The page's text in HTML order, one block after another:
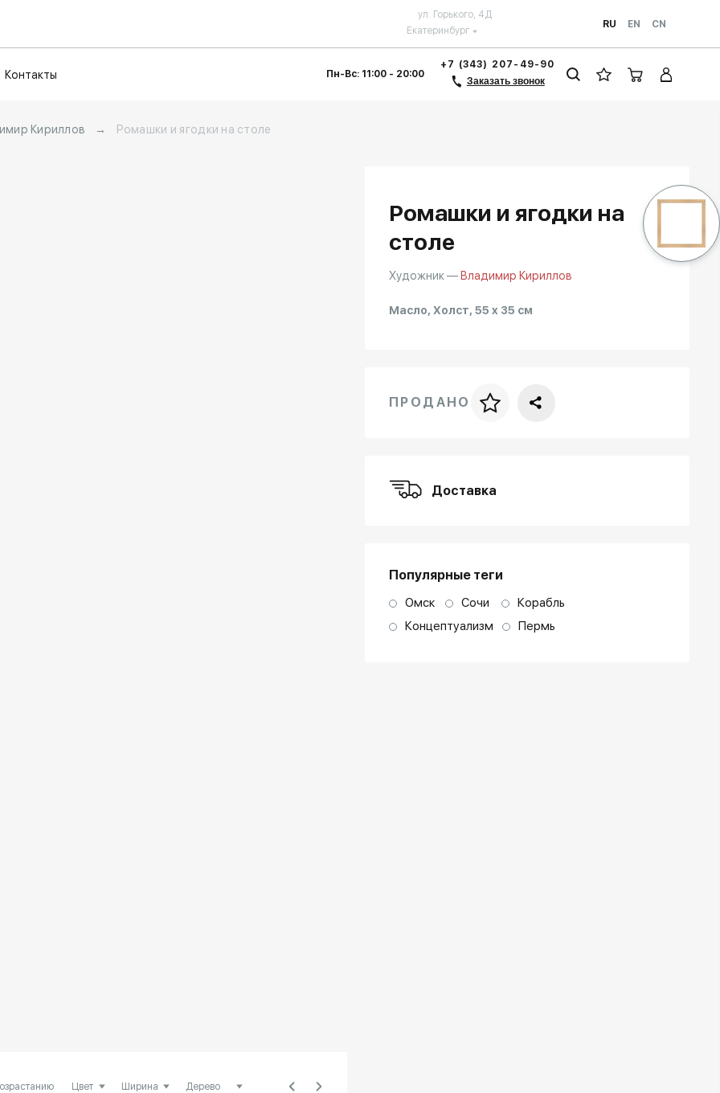
Екатеринбург
ул. Горького, 4Д
RU
EN CN
Контакты Пн-Вс: 11:00 - 20:00
+7 (343) 207-49-90
Заказать звонок
Кириллов → Ромашки и ягодки на столе
Ромашки и ягодки на
столе
Художник — Владимир Кириллов
Масло, Холст, 55 x 35 см
Цена за багет
ПРОДАНО
Доставка
Популярные теги
Омск Сочи
Корабль
Концептуализм
Пермь